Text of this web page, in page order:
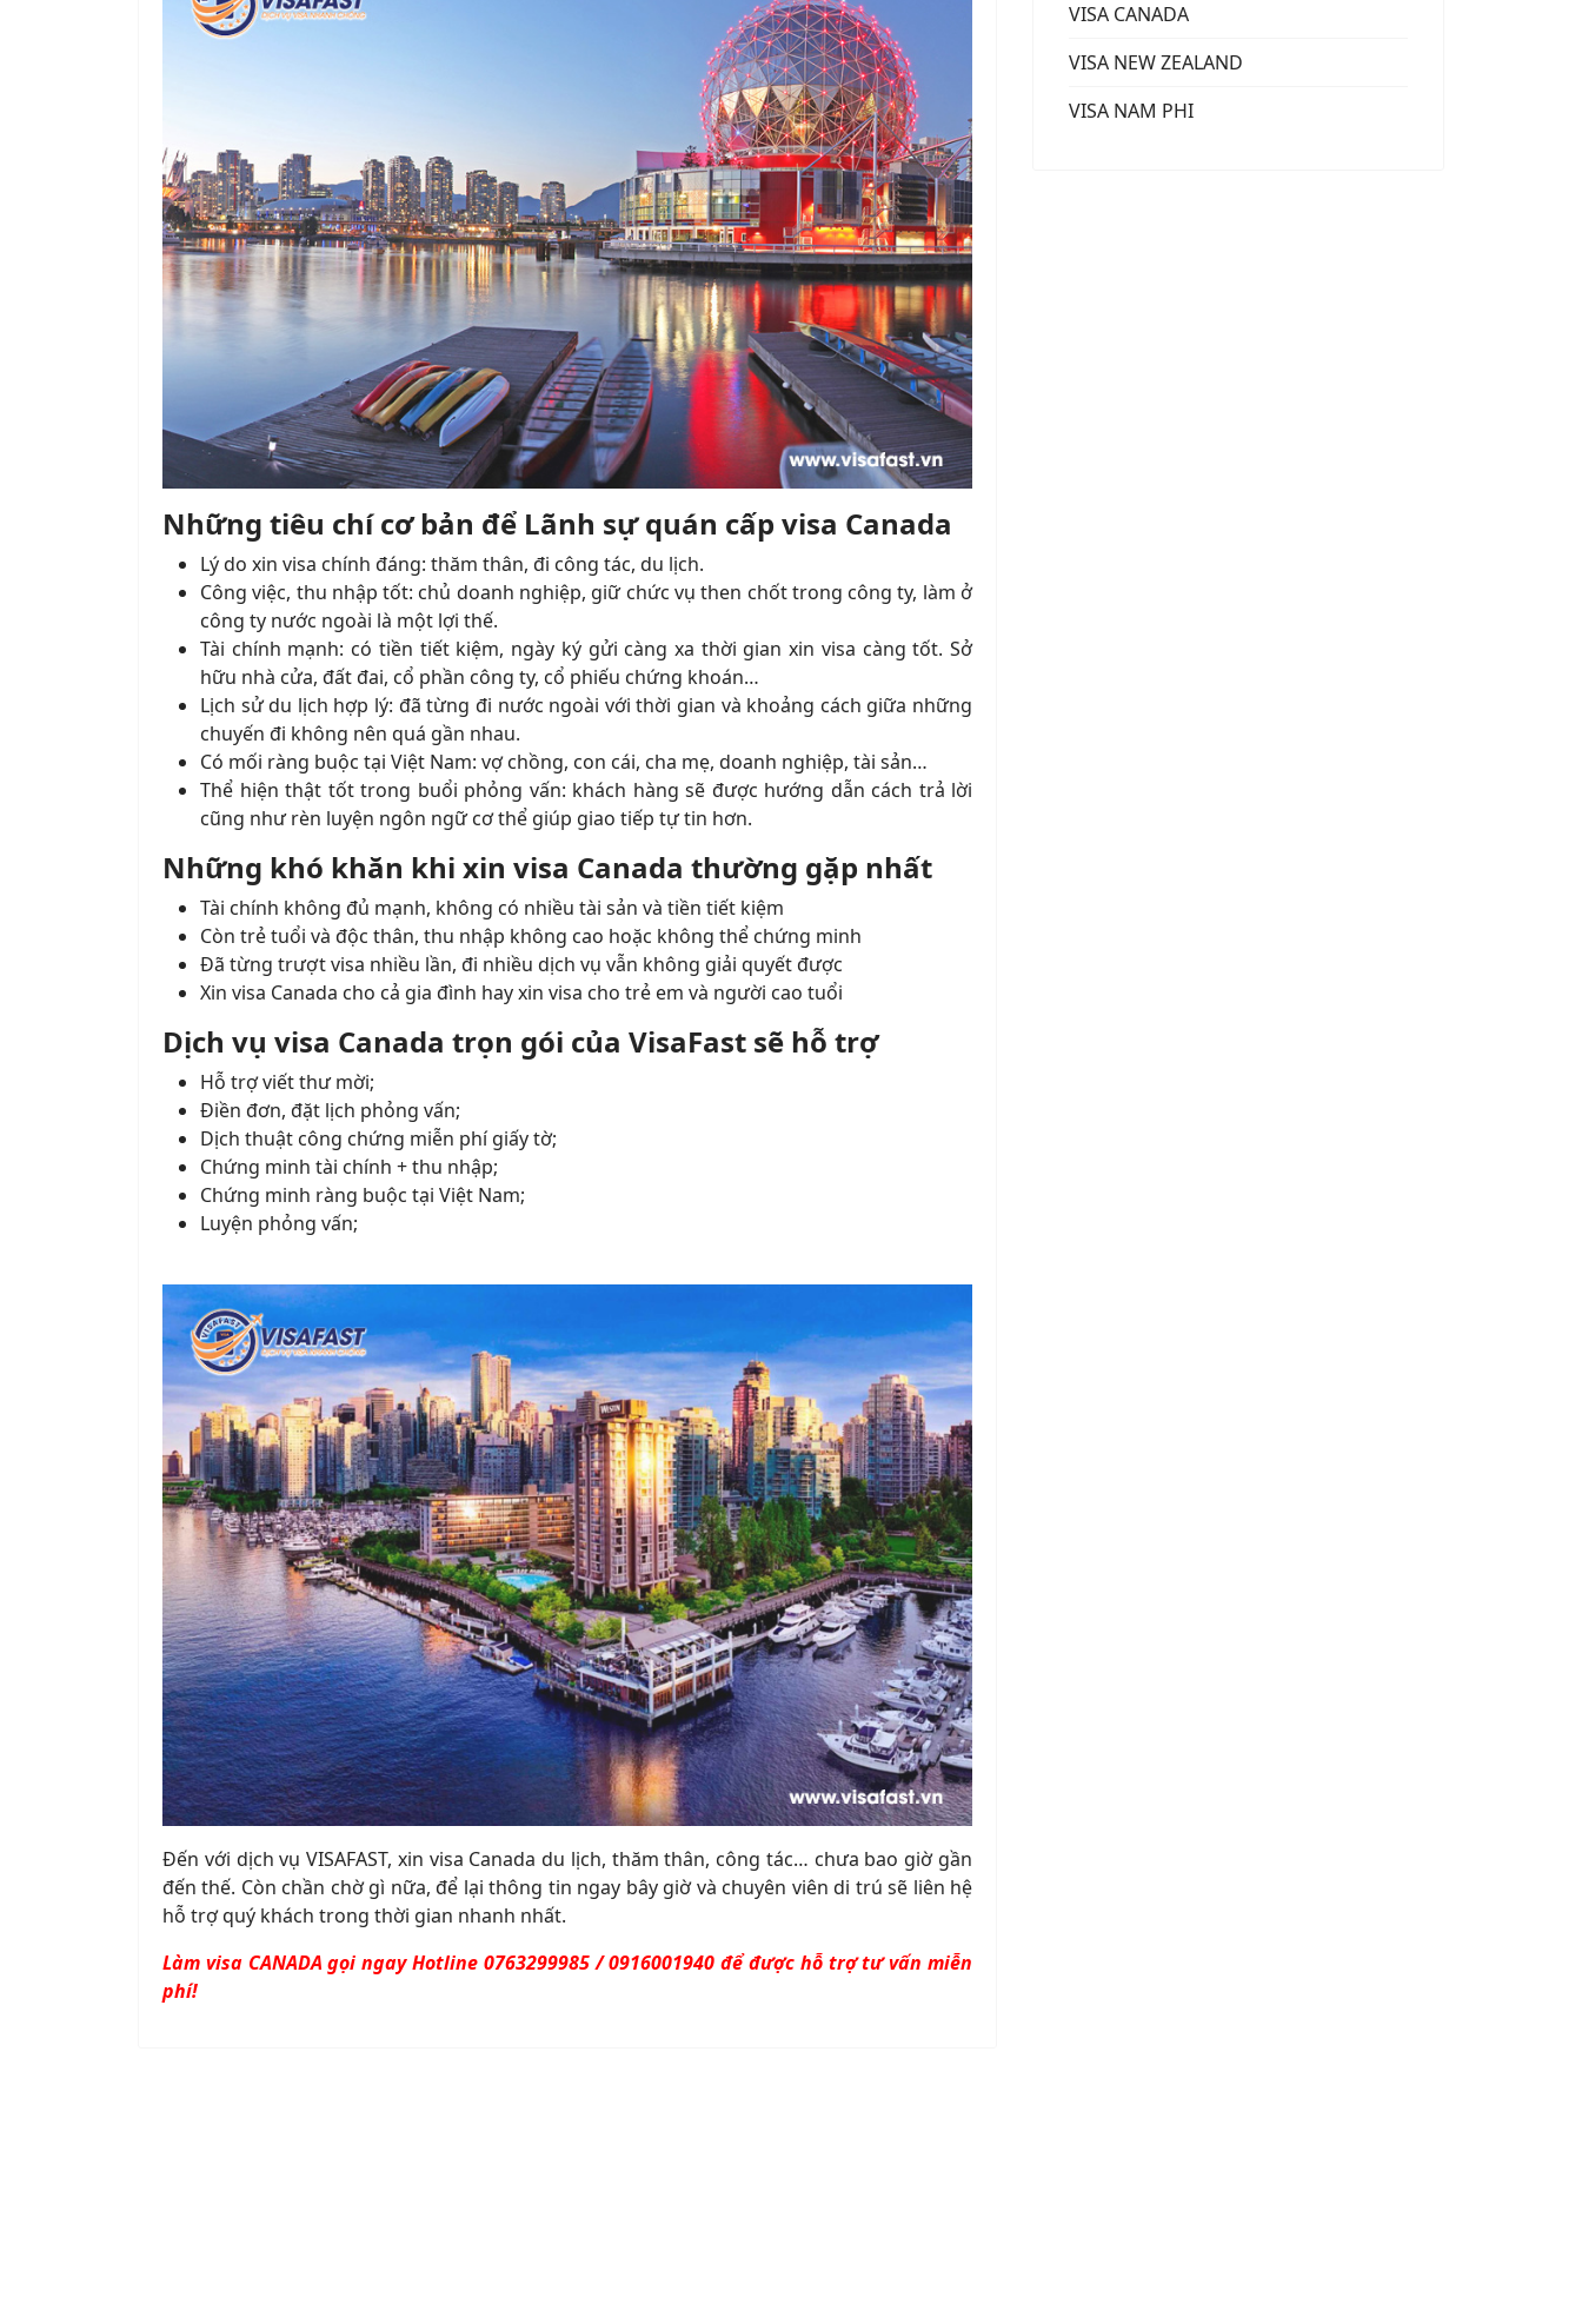
Những tiêu chí cơ bản để Lãnh sự quán cấp visa Canada
Lý do xin visa chính đáng: thăm thân, đi công tác, du lịch.
Công việc, thu nhập tốt: chủ doanh nghiệp, giữ chức vụ then chốt trong công ty, làm ở
công ty nước ngoài là một lợi thế.
Tài chính mạnh: có tiền tiết kiệm, ngày ký gửi càng xa thời gian xin visa càng tốt. Sở
hữu nhà cửa, đất đai, cổ phần công ty, cổ phiếu chứng khoán…
Lịch sử du lịch hợp lý: đã từng đi nước ngoài với thời gian và khoảng cách giữa những
chuyến đi không nên quá gần nhau.
Có mối ràng buộc tại Việt Nam: vợ chồng, con cái, cha mẹ, doanh nghiệp, tài sản…
Thể hiện thật tốt trong buổi phỏng vấn: khách hàng sẽ được hướng dẫn cách trả lời
cũng như rèn luyện ngôn ngữ cơ thể giúp giao tiếp tự tin hơn.
Những khó khăn khi xin visa Canada thường gặp nhất
Tài chính không đủ mạnh, không có nhiều tài sản và tiền tiết kiệm
Còn trẻ tuổi và độc thân, thu nhập không cao hoặc không thể chứng minh
Đã từng trượt visa nhiều lần, đi nhiều dịch vụ vẫn không giải quyết được
Xin visa Canada cho cả gia đình hay xin visa cho trẻ em và người cao tuổi
Dịch vụ visa Canada trọn gói của VisaFast sẽ hỗ trợ
Hỗ trợ viết thư mời;
Điền đơn, đặt lịch phỏng vấn;
Dịch thuật công chứng miễn phí giấy tờ;
Chứng minh tài chính + thu nhập;
Chứng minh ràng buộc tại Việt Nam;
Luyện phỏng vấn;
Đến với dịch vụ VISAFAST, xin visa Canada du lịch, thăm thân, công tác… chưa bao giờ gần
đến thế. Còn chần chờ gì nữa, để lại thông tin ngay bây giờ và chuyên viên di trú sẽ liên hệ
hỗ trợ quý khách trong thời gian nhanh nhất.
Làm visa CANADA gọi ngay Hotline 0763299985/0916001940 để được hỗ trợ tư vấn miễn
phí!
VISA CANADA
VISA NEW ZEALAND
VISA NAM PHI